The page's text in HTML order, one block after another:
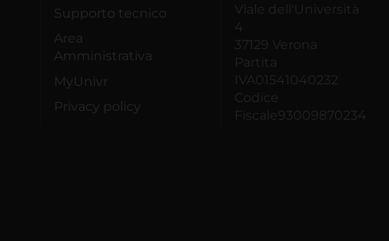
Supporto tecnico
Area
Amministrativa
MyUnivr
Privacy policy
Viale dell'Università
4
37129 Verona
Partita
IVA01541040232
Codice
Fiscale93009870234